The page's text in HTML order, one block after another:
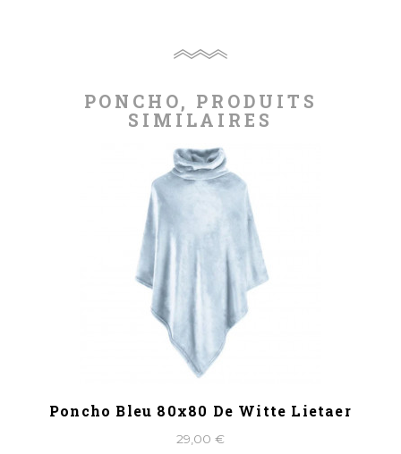
PONCHO, PRODUITS
SIMILAIRES
Poncho Bleu 80x80 De Witte Lietaer
29,00 €